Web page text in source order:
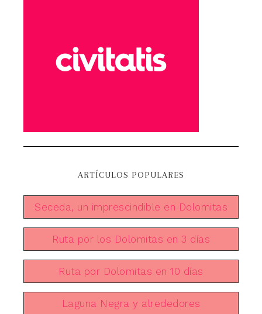
ARTÍCULOS POPULARES
Seceda, un imprescindible en Dolomitas
Ruta por los Dolomitas en 3 días
Ruta por Dolomitas en 10 días
Laguna Negra y alrededores